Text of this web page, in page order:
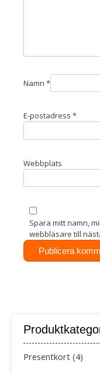
Namn *
E-postadress *
Webbplats
Spara mitt namn,
webbläsare till
Presentkort (4)